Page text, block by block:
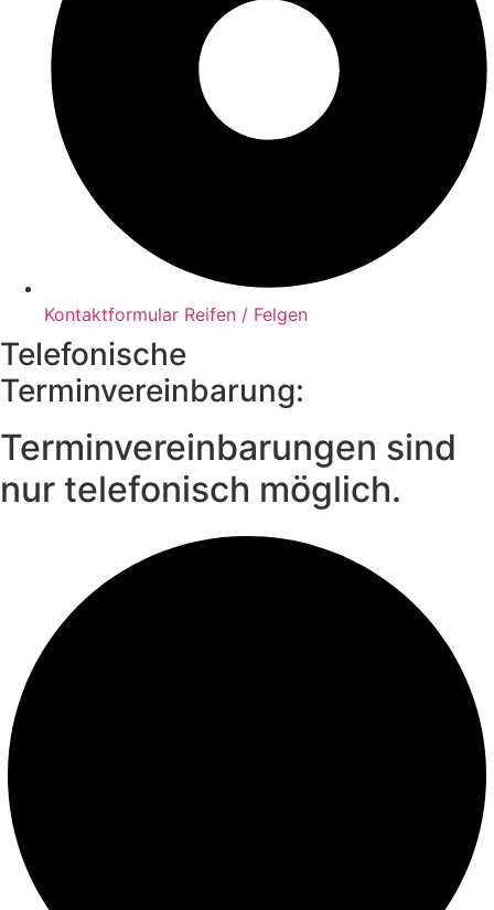
Kontaktformular Reifen / Felgen
Telefonische
Terminvereinbarung:
Terminvereinbarungen sind
nur telefonisch möglich.